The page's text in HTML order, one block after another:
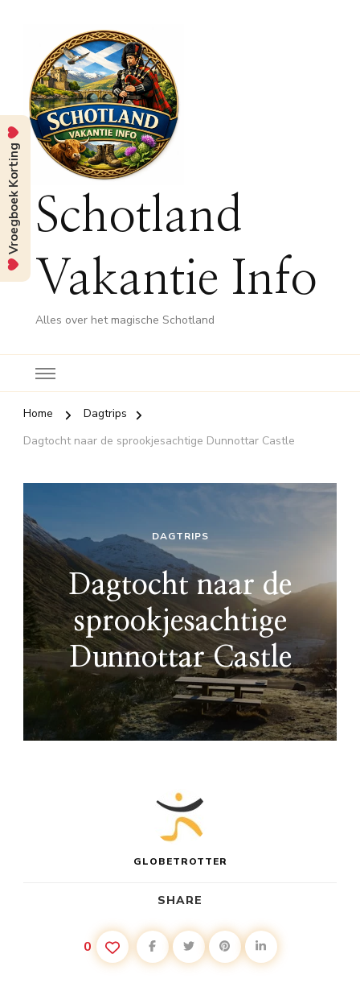
Schotland
Vakantie Info
Alles over het magische Schotland
Home
Dagtrips
Dagtocht naar de sprookjesachtige Dunnottar Castle
DAGTRIPS
Dagtocht naar de
sprookjesachtige
Dunnottar Castle
GLOBETROTTER
SHARE
0
Vroegboek Korting